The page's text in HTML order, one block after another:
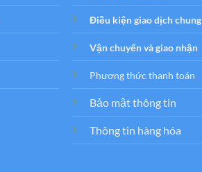
Điều kiện giao dịch chung
Vận chuyển và giao nhận
Phương thức thanh toán
Bảo mật thông tin
Thông tin hàng hóa